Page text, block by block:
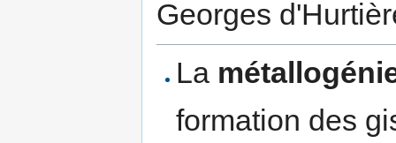
Georges
La
formation des